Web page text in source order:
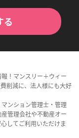
る
！マンスリー＋ウィー
削減に、法人様にも大好
ンション管理士・管理
管理会社や不動産オー
してご利用いただけま